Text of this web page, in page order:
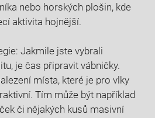
nebo horských plošin, kde
aktivita hojnější.
Jakmile jste vybrali
je čas připravit vábničky.
místa, které je pro vlky
Tím může být například
či nějakých kusů masivní